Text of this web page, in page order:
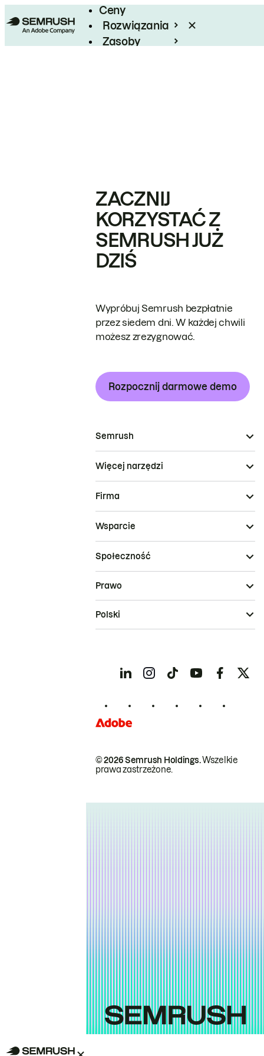
Ceny
Rozwiązania
Zasoby
ZACZNIJ
KORZYSTAĆ Z
SEMRUSH JUŻ
DZIŚ
Wypróbuj Semrush bezpłatnie
przez siedem dni. W każdej chwili
możesz zrezygnować.
Rozpocznij darmowe demo
Semrush
Więcej narzędzi
Firma
Wsparcie
Społeczność
© 2026 Semrush Holdings.Wszelkie
prawa zastrzeżone.
Prawo
Polski